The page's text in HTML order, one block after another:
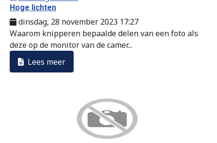
Hoge lichten
dinsdag, 28 november 2023 17:27
Waarom knipperen bepaalde delen van een foto als
deze op de monitor van de camer...
Lees meer